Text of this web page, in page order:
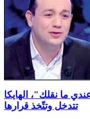
ما نقلك"، الهايكا
تتدخل وتتّخذ قرارها